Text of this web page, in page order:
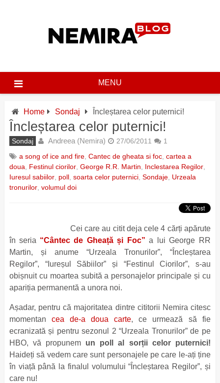
MENU
Home Sondaj Încleștarea celor puternici!
Încleștarea celor puternici!
Sondaj Andreea (Nemira) 27/06/2011
1
a song of ice and fire, Cantec de gheata si foc, cartea a
doua
Festinul ciorilor, George R.R. Martin Inclestarea Regilor,
Iuresul sabiilor, poll, soarta celor puternici, Sondaje, Urzeala
tronurilor, volumul doi
Cei care au citit deja cele 4 cărți apărute
în seria “Cântec de Gheață și Foc” a lui George RR
Martin, și anume “Urzeala Tronurilor”, “Încleștarea
Regilor”, “Iureșul Săbiilor” și “Festinul Ciorilor”, s-au
obișnuit cu moartea subită a personajelor principale și cu
apariția permanentă a unora noi.
Așadar, pentru că majoritatea dintre cititorii Nemira citesc
momentan cea de-a doua carte, ce urmează să fie
ecranizată și pentru sezonul 2 “Urzeala Tronurilor” de pe
HBO, vă propunem un poll al sorții celor puternici!
Haideți să vedem care sunt personajele pe care le-ați ține
în viață până la finalul volumului “Încleștarea Regilor”, și
care nu!